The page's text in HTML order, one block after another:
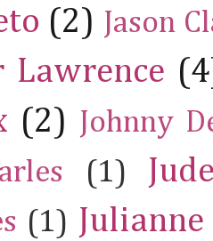
(2) Jason
Lawrence
(2) Johnny
(1)
(1)